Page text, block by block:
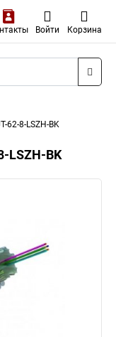
Войти Корзина
62-8-LSZH-BK
LSZH-BK